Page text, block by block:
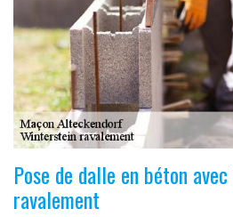
Pose de dalle en béton
ravalement